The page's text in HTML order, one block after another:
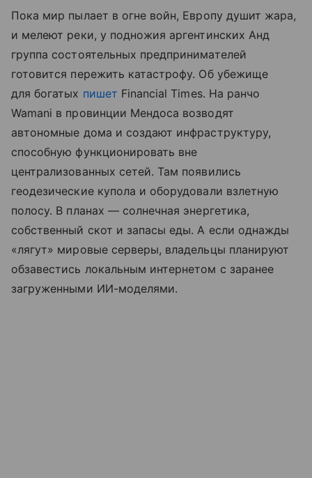
Пока мир пылает в огне войн, Европу душит жара,
и мелеют реки, у подножия аргентинских Анд
группа состоятельных предпринимателей
готовится пережить катастрофу. Об убежище
для богатых пишет Financial Times. На ранчо
Wamani в провинции Мендоса возводят
автономные дома и создают инфраструктуру,
способную функционировать вне
централизованных сетей. Там появились
геодезические купола и оборудовали взлетную
полосу. В планах — солнечная энергетика,
собственный скот и запасы еды. А если однажды
«лягут» мировые серверы, владельцы планируют
обзавестись локальным интернетом с заранее
загруженными ИИ-моделями.